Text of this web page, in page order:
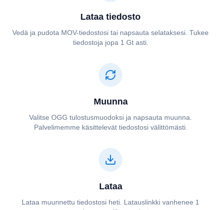
Lataa tiedosto
Vedä ja pudota ⁦⁦MOV⁩⁩-tiedostosi tai napsauta selataksesi. Tukee
tiedostoja jopa 1 Gt asti.
Muunna
Valitse ⁦⁦OGG⁩⁩ tulostusmuodoksi ja napsauta muunna.
Palvelimemme käsittelevät tiedostosi välittömästi.
Lataa
Lataa muunnettu tiedostosi heti. Latauslinkki vanhenee 1